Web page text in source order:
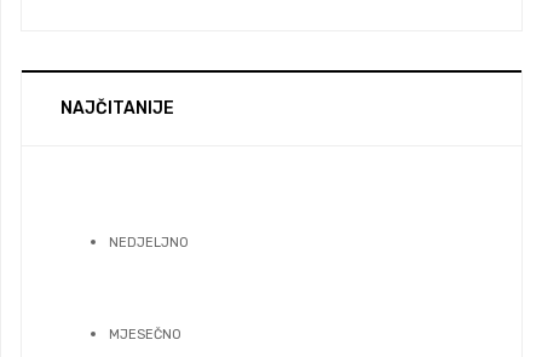
NAJČITANIJE
NEDJELJNO
MJESEČNO